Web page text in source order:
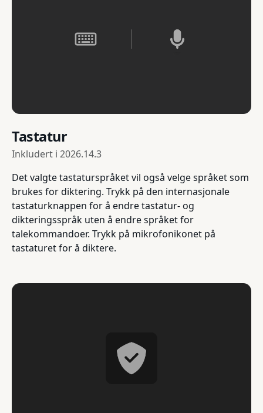
Tastatur
Inkludert i 2026.14.3
Det valgte tastaturspråket vil også velge språket som
brukes for diktering. Trykk på den internasjonale
tastaturknappen for å endre tastatur- og
dikteringsspråk uten å endre språket for
talekommandoer. Trykk på mikrofonikonet på
tastaturet for å diktere.